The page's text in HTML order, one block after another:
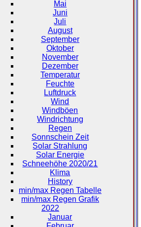
Mai
Juni
Juli
August
September
Oktober
November
Dezember
Temperatur
Feuchte
Luftdruck
Wind
Windböen
Windrichtung
Regen
Sonnschein Zeit
Solar Strahlung
Solar Energie
Schneehöhe 2020/21
Klima
History
min/max Regen Tabelle
min/max Regen Grafik
2022
Januar